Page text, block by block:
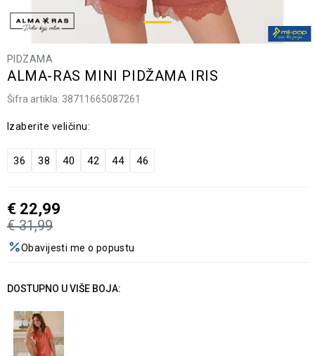
PIDZAMA
ALMA-RAS MINI PIDŽAMA IRIS
Šifra artikla: 38711665087261
Izaberite veličinu:
36 38 40 42 44 46
€ 31,99
€ 22,99
Obavijesti me o popustu
DOSTUPNO U VIŠE BOJA: